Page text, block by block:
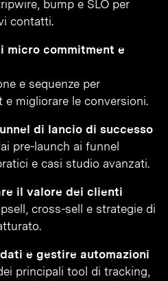
bump e SLO per
contatti.
micro commitment e
e sequenze per
e migliorare le conversioni.
di lancio di successo
pre-launch ai funnel
e casi studio avanzati.
il valore dei clienti
cross-sell e strategie di
e gestire automazioni
principali tool di tracking,